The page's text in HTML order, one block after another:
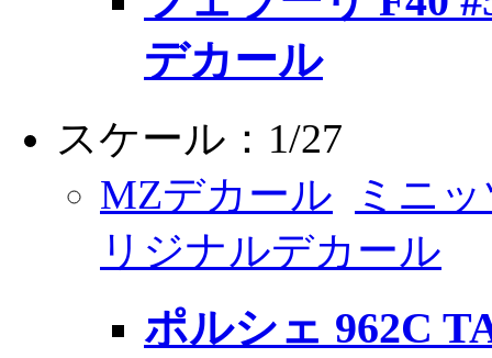
デカール
スケール：1/27
MZデカール
ミニ
リジナルデカール
ポルシェ 962C